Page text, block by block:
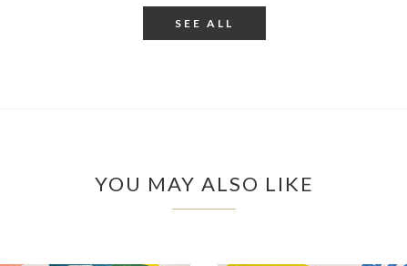
SEE ALL
YOU MAY ALSO LIKE